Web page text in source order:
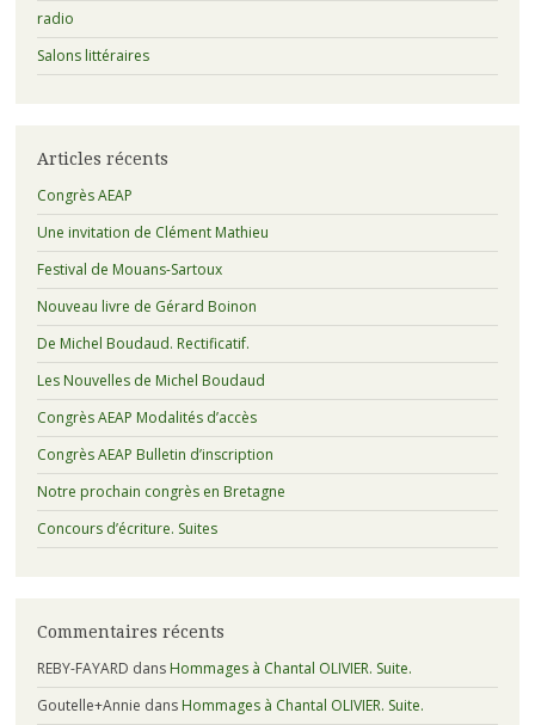
radio
Salons littéraires
Articles récents
Congrès AEAP
Une invitation de Clément Mathieu
Festival de Mouans-Sartoux
Nouveau livre de Gérard Boinon
De Michel Boudaud. Rectificatif.
Les Nouvelles de Michel Boudaud
Congrès AEAP Modalités d’accès
Congrès AEAP Bulletin d’inscription
Notre prochain congrès en Bretagne
Concours d’écriture. Suites
Commentaires récents
REBY-FAYARD dans Hommages à Chantal OLIVIER. Suite.
Goutelle+Annie dans Hommages à Chantal OLIVIER. Suite.